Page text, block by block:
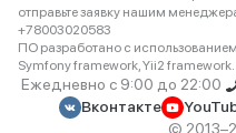
отправьте заявку нашим
+78003020583
ПО разработано с
Symfony framework, Yii2 framework.
Ежедневно с 9:00 до 22:00
Вконтакте
©